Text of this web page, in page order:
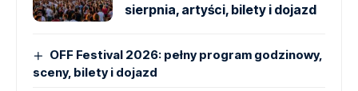
sierpnia, artyści, bilety i dojazd
OFF Festival 2026: pełny program godzinowy,
sceny, bilety i dojazd